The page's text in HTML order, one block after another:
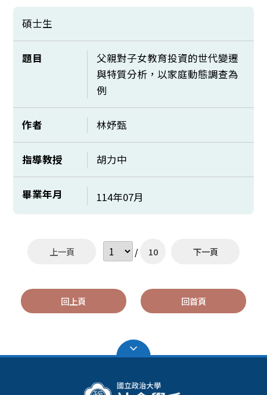
碩士生
題目
父親對子女教育投資的世代變遷
與特質分析，以家庭動態調查為
例
作者 林妤甄
指導教授 胡力中
畢業年月 114年07月
上一頁 / 10 下一頁
回上頁 回首頁